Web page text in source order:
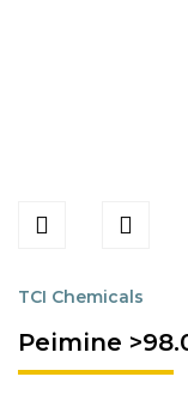
TCI Chemicals
Peimine